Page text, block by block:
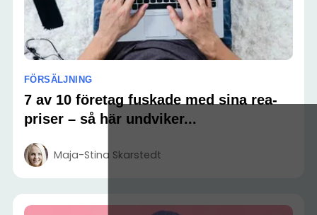
FÖRSÄLJNING
7 av 10 företag fuskade med sina rea-
priser – så här undviker...
Maja-Stina Skarstedt